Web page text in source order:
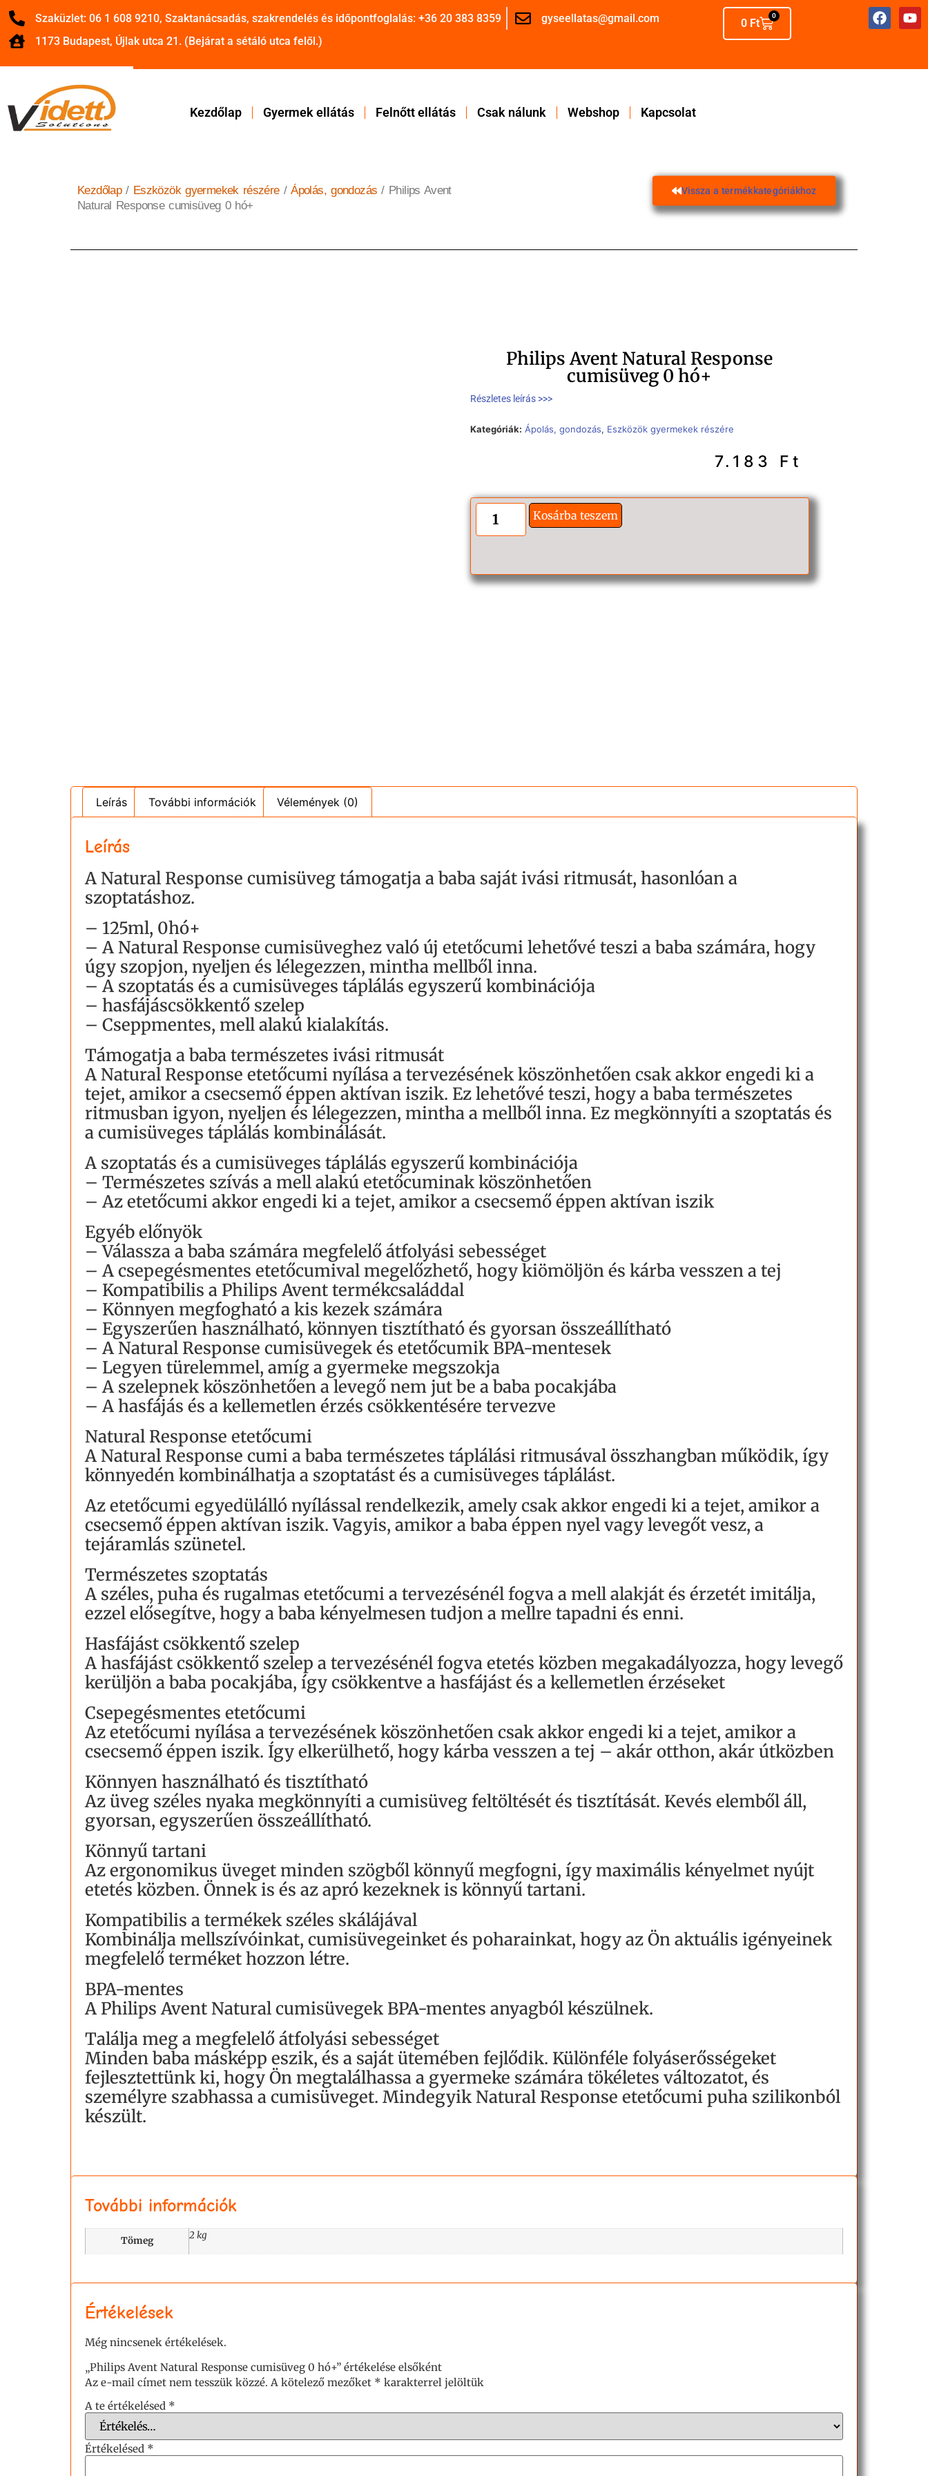
Szaküzlet: 06 1 608 9210, Szaktanácsadás, szakrendelés és időpontfoglalás: +36 20 383 8359
gyseellatas@gmail.com
1173 Budapest, Újlak utca 21. (Bejárat a sétáló utca felől.)
0 Ft
0
Kezdőlap Gyermek ellátás Felnőtt ellátás Csak nálunk Webshop Kapcsolat
Kezdőlap/ Eszközök gyermekek részére/Ápolás, gondozás / Philips Avent
Natural Response cumisüveg 0 hó+
Vissza a termékkategóriákhoz
Philips Avent Natural Response
cumisüveg 0 hó+
Részletes leírás >>>
Kategóriák: Ápolás, gondozás, Eszközök gyermekek részére
7.183 Ft
Kosárba teszem
Leírás További információk Vélemények (0)
Leírás
A Natural Response cumisüveg támogatja a baba saját ivási ritmusát, hasonlóan a
szoptatáshoz.
– 125ml, 0hó+
– A Natural Response cumisüveghez való új etetőcumi lehetővé teszi a baba számára, hogy
úgy szopjon, nyeljen és lélegezzen, mintha mellből inna.
– A szoptatás és a cumisüveges táplálás egyszerű kombinációja
– hasfájáscsökkentő szelep
– Cseppmentes, mell alakú kialakítás.
Támogatja a baba természetes ivási ritmusát
A Natural Response etetőcumi nyílása a tervezésének köszönhetően csak akkor engedi ki a
tejet, amikor a csecsemő éppen aktívan iszik. Ez lehetővé teszi, hogy a baba természetes
ritmusban igyon, nyeljen és lélegezzen, mintha a mellből inna. Ez megkönnyíti a szoptatás és
a cumisüveges táplálás kombinálását.
A szoptatás és a cumisüveges táplálás egyszerű kombinációja
– Természetes szívás a mell alakú etetőcuminak köszönhetően
– Az etetőcumi akkor engedi ki a tejet, amikor a csecsemő éppen aktívan iszik
Egyéb előnyök
– Válassza a baba számára megfelelő átfolyási sebességet
– A csepegésmentes etetőcumival megelőzhető, hogy kiömöljön és kárba vesszen a tej
– Kompatibilis a Philips Avent termékcsaláddal
– Könnyen megfogható a kis kezek számára
– Egyszerűen használható, könnyen tisztítható és gyorsan összeállítható
– A Natural Response cumisüvegek és etetőcumik BPA-mentesek
– Legyen türelemmel, amíg a gyermeke megszokja
– A szelepnek köszönhetően a levegő nem jut be a baba pocakjába
– A hasfájás és a kellemetlen érzés csökkentésére tervezve
Natural Response etetőcumi
A Natural Response cumi a baba természetes táplálási ritmusával összhangban működik, így
könnyedén kombinálhatja a szoptatást és a cumisüveges táplálást.
Az etetőcumi egyedülálló nyílással rendelkezik, amely csak akkor engedi ki a tejet, amikor a
csecsemő éppen aktívan iszik. Vagyis, amikor a baba éppen nyel vagy levegőt vesz, a
tejáramlás szünetel.
Természetes szoptatás
A széles, puha és rugalmas etetőcumi a tervezésénél fogva a mell alakját és érzetét imitálja,
ezzel elősegítve, hogy a baba kényelmesen tudjon a mellre tapadni és enni.
Hasfájást csökkentő szelep
A hasfájást csökkentő szelep a tervezésénél fogva etetés közben megakadályozza, hogy levegő
kerüljön a baba pocakjába, így csökkentve a hasfájást és a kellemetlen érzéseket
Csepegésmentes etetőcumi
Az etetőcumi nyílása a tervezésének köszönhetően csak akkor engedi ki a tejet, amikor a
csecsemő éppen iszik. Így elkerülhető, hogy kárba vesszen a tej – akár otthon, akár útközben
Könnyen használható és tisztítható
Az üveg széles nyaka megkönnyíti a cumisüveg feltöltését és tisztítását. Kevés elemből áll,
gyorsan, egyszerűen összeállítható.
Könnyű tartani
Az ergonomikus üveget minden szögből könnyű megfogni, így maximális kényelmet nyújt
etetés közben. Önnek is és az apró kezeknek is könnyű tartani.
Kompatibilis a termékek széles skálájával
Kombinálja mellszívóinkat, cumisüvegeinket és poharainkat, hogy az Ön aktuális igényeinek
megfelelő terméket hozzon létre.
BPA-mentes
A Philips Avent Natural cumisüvegek BPA-mentes anyagból készülnek.
Találja meg a megfelelő átfolyási sebességet
Minden baba másképp eszik, és a saját ütemében fejlődik. Különféle folyáserősségeket
fejlesztettünk ki, hogy Ön megtalálhassa a gyermeke számára tökéletes változatot, és
személyre szabhassa a cumisüveget. Mindegyik Natural Response etetőcumi puha szilikonból
készült.
További információk
Tömeg 2 kg
Értékelések
Még nincsenek értékelések.
„Philips Avent Natural Response cumisüveg 0 hó+” értékelése elsőként
Az e-mail címet nem tesszük közzé. A kötelező mezőket * karakterrel jelöltük
A te értékelésed *
Értékelésed *